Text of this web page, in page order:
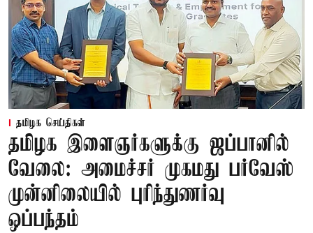
தமிழக செய்திகள்
தமிழக இளைஞர்களுக்கு ஜப்பானில்
வேலை: அமைச்சர் முகமது பர்வேஸ்
முன்னிலையில் புரிந்துணர்வு
ஒப்பந்தம்